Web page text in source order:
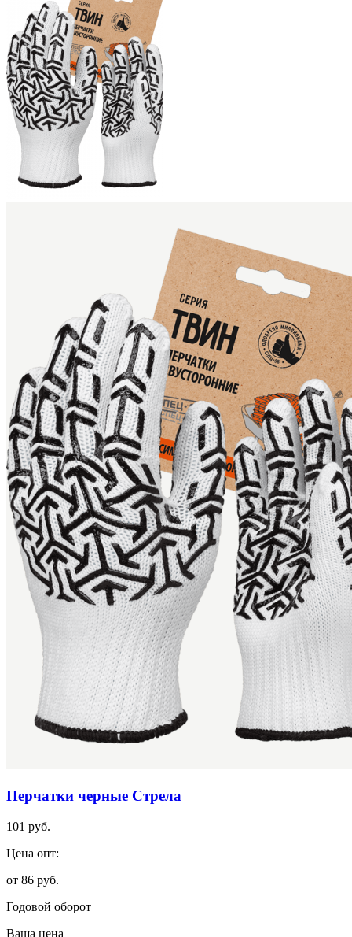
Перчатки черные Стрела
101 руб.
Цена опт:
от 86 руб.
Годовой оборот
Ваша цена